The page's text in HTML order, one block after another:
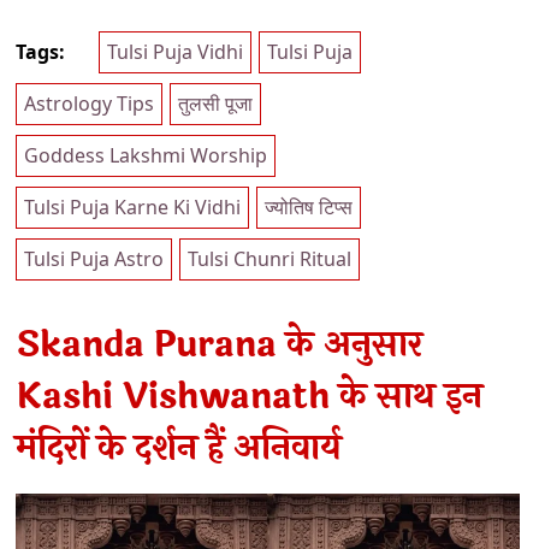
Tags: Tulsi Puja Vidhi
Tulsi Puja
Astrology Tips
तुलसी पूजा
Goddess Lakshmi Worship
Tulsi Puja Karne Ki Vidhi
ज्योतिष टिप्स
Tulsi Puja Astro
Tulsi Chunri Ritual
Skanda Purana के अनुसार
Kashi Vishwanath के साथ इन
मंदिरों के दर्शन हैं अनिवार्य